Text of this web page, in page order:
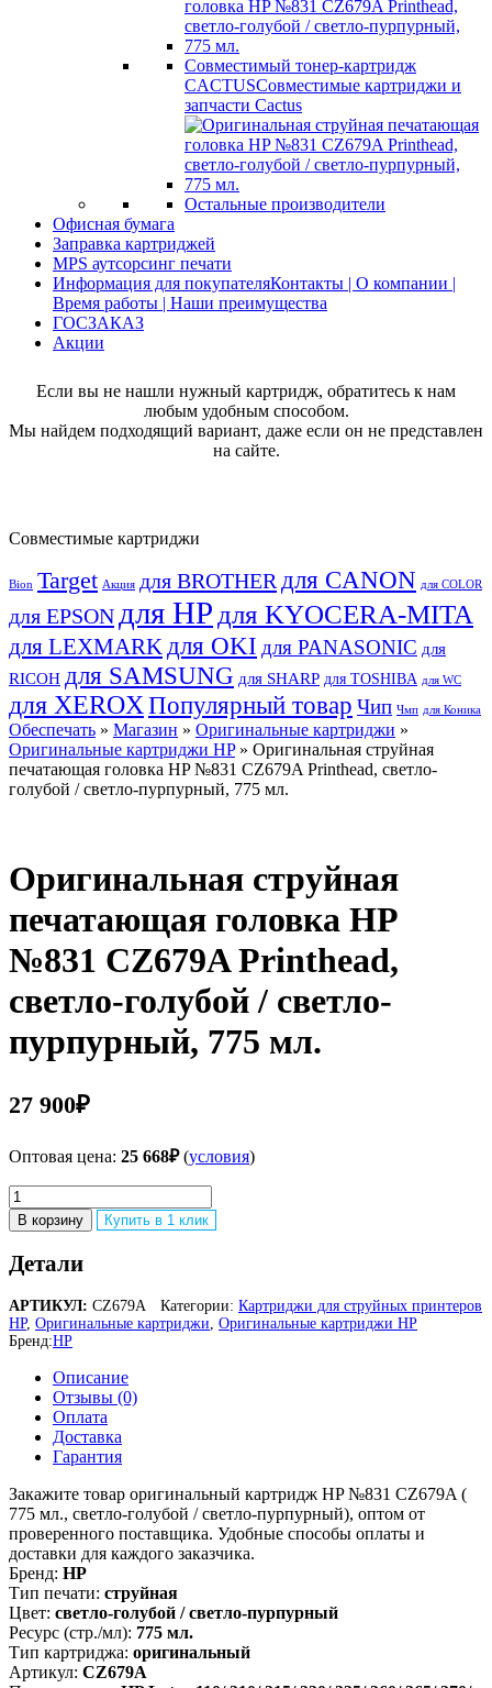
Совместимый тонер-картридж
CACTUSСовместимые картриджи и
запчасти Cactus
Остальные производители
Офисная бумага
Заправка картриджей
MPS аутсорсинг печати
Информация для покупателяКонтакты | О компании |
Время работы | Наши преимущества
ГОСЗАКАЗ
Акции
Если вы не нашли нужный картридж, обратитесь к нам
любым удобным способом.
Мы найдем подходящий вариант, даже если он не представлен
на сайте.
Совместимые картриджи
Bion Target Акция для BROTHER для CANON для COLOR
для EPSON для HP для KYOCERA-MITA
для LEXMARK для OKI для PANASONIC для
RICOH для SAMSUNG для SHARP для TOSHIBA для WC
для XEROX Популярный товар Чип Чмп для Коника
Обеспечать » Магазин » Оригинальные картриджи »
Оригинальные картриджи HP» Оригинальная струйная
печатающая головка HP №831 CZ679A Printhead, светло-
голубой / светло-пурпурный, 775 мл.
Оригинальная струйная
печатающая головка HP
№831 CZ679A Printhead,
светло-голубой / светло-
пурпурный, 775 мл.
27 900₽
Оптовая цена: 25 668₽(условия)
Количество
товара
Оригинальная
струйная
печатающая
HP
№831
CZ679A
Printhead,
светло-
голубой
светло-
пурпурный,
775
мл.
В корзину Купить в 1 клик
Детали
АРТИКУЛ: CZ679A Категории: Картриджи для струйных принтеров
HP, Оригинальные картриджи Оригинальные картриджи HP
Бренд:HP
Описание
Отзывы (0)
Оплата
Доставка
Гарантия
Закажите товар оригинальный картридж HP №831 CZ679A (
775 мл., светло-голубой / светло-пурпурный), оптом от
проверенного поставщика. Удобные способы оплаты и
доставки для каждого заказчика.
Бренд: HP
Тип печати: струйная
Цвет: светло-голубой / светло-пурпурный
Ресурс (стр./мл): 775 мл.
Тип картриджа: оригинальный
Артикул: CZ679A